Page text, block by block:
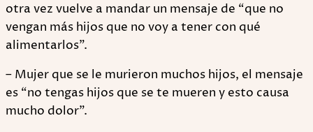
otra vez vuelve a mandar un mensaje de “que no
vengan más hijos que no voy a tener con qué
alimentarlos”.
– Mujer que se le murieron muchos hijos, el mensaje
es “no tengas hijos que se te mueren y esto causa
mucho dolor”.